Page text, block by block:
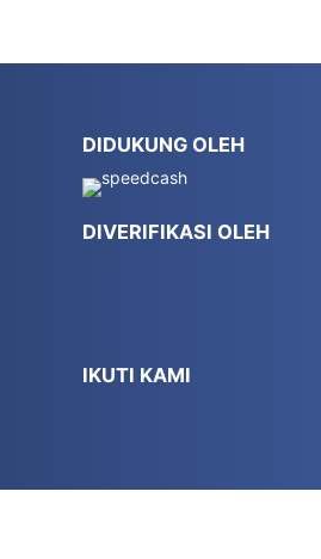
DIDUKUNG OLEH
DIVERIFIKASI OLEH
IKUTI KAMI